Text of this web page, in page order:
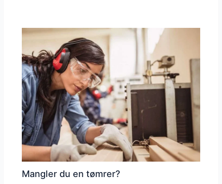
Mangler du en tømrer?